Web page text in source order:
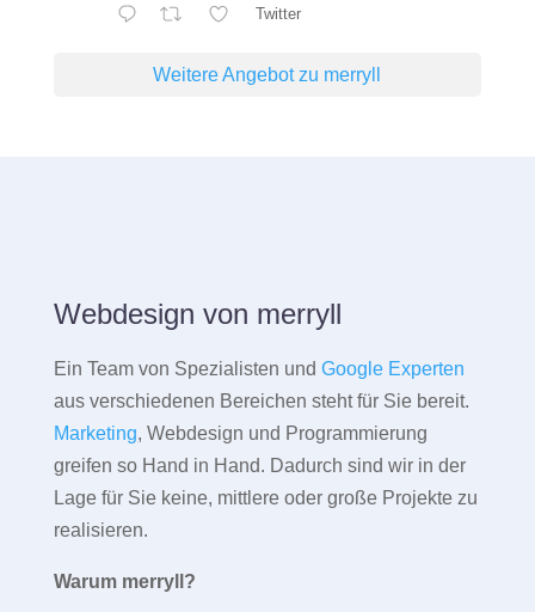
Twitter
Weitere Angebot zu merryll
Webdesign von merryll
Ein Team von Spezialisten und Google Experten
aus verschiedenen Bereichen steht für Sie bereit.
Marketing, Webdesign und Programmierung
greifen so Hand in Hand. Dadurch sind wir in der
Lage für Sie keine, mittlere oder große Projekte zu
realisieren.
Warum merryll?